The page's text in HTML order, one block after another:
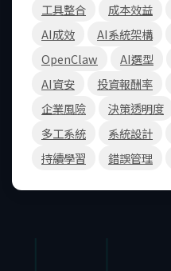
工具整合
成本效益
AI成效
AI系統架構
OpenClaw
AI選型
AI資安
投資報酬率
企業風險
決策透明度
多工系統
系統設計
持續學習
錯誤管理